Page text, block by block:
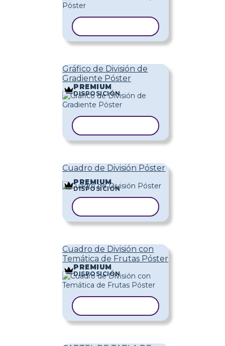
Gráfico de División de
Gradiente Póster
PREMIUM
DISPOSICIÓN
Cuadro de División Póster
PREMIUM
DISPOSICIÓN
Cuadro de División con
Temática de Frutas Póster
PREMIUM
DISPOSICIÓN